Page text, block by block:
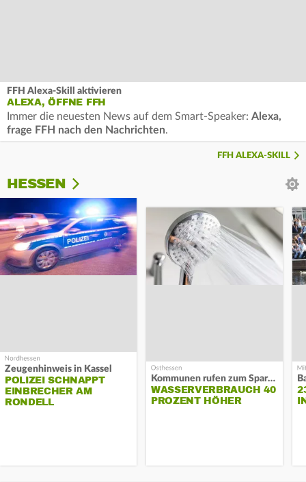
FFH Alexa-Skill aktivieren
ALEXA, ÖFFNE FFH
Immer die neuesten News auf dem Smart-Speaker: Alexa,
frage FFH nach den Nachrichten.
FFH ALEXA-SKILL
HESSEN
Zeugenhinweis in Kassel
POLIZEI SCHNAPPT
EINBRECHER AM
RONDELL
Kommunen rufen zum Sparen auf
WASSERVERBRAUCH 40
PROZENT HÖHER